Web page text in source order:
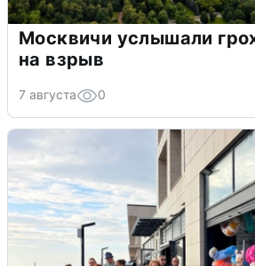
Москвичи услышали
на взрыв
7 августа 0